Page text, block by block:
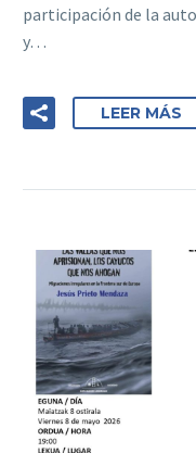
participación de la
y…
LEER MÁS